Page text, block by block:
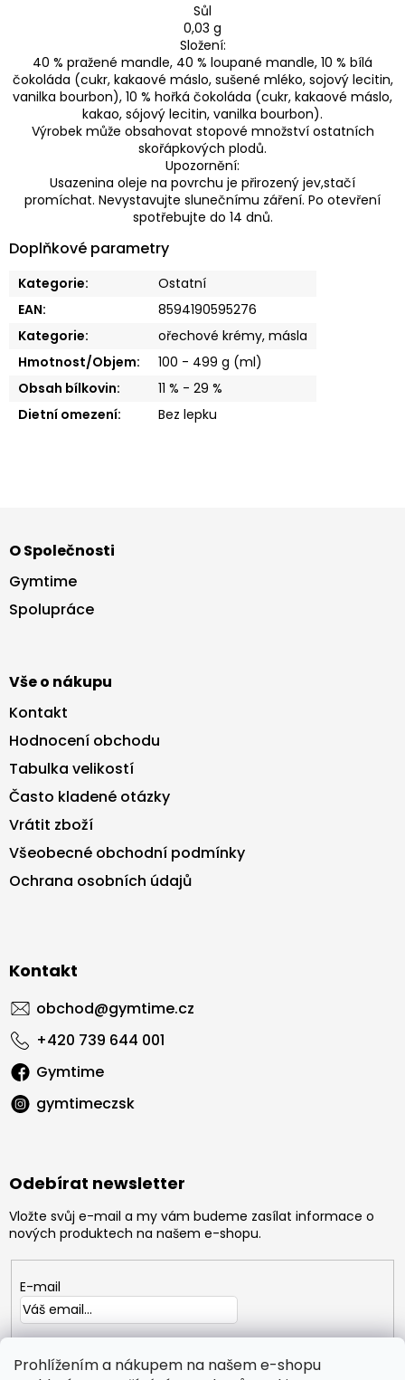
Prohlížením a nákupem na našem e-shopu
Sůl
0,03 g
Složení:
40 % pražené mandle, 40 % loupané mandle, 10 % bílá
čokoláda (cukr, kakaové máslo, sušené mléko, sojový lecitin,
vanilka bourbon), 10 % hořká čokoláda (cukr, kakaové máslo,
kakao, sójový lecitin, vanilka bourbon).
Výrobek může obsahovat stopové množství ostatních
skořápkových plodů.
Upozornění:
Usazenina oleje na povrchu je přirozený jev,stačí
promíchat. Nevystavujte slunečnímu záření. Po otevření
spotřebujte do 14 dnů.
Doplňkové parametry
Kategorie:
Ostatní
EAN:
8594190595276
Kategorie:
ořechové krémy, másla
Hmotnost/Objem:
100 - 499 g (ml)
Obsah bílkovin:
11 % - 29 %
Dietní omezení: Bez lepku
p
a
O Společnosti
Gymtime
Spolupráce
Vše o nákupu
Kontakt
Hodnocení obchodu
Tabulka velikostí
Často kladené otázky
Vrátit zboží
Všeobecné obchodní podmínky
Ochrana osobních údajů
Kontakt
obchod@gymtime.cz
+420 739 644 001
Gymtime
gymtimeczsk
Odebírat newsletter
Vložte svůj e-mail a my vám budeme zasílat informace o
nových produktech na našem e-shopu.
E-mail
osobních údajů